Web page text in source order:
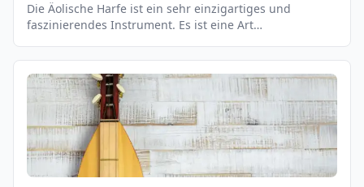
Die Äolische Harfe ist ein sehr einzigartiges und
faszinierendes Instrument. Es ist eine Art
mit Saiten bespannt ist. Es wird normalerweise an
einem Baum oder einem anderen Gebäude befestigt, so
dass die Saiten dem Wind ausgesetzt sind. Wenn der
Wind durch die Saiten weht, erzeugt er einen
einzigartigen Klang, der als äolisch bezeichnet wird.